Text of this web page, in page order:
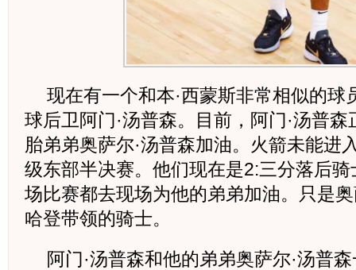
现在有一个和本·西蒙斯非常相似的球
球后卫阿门·汤普森。目前，阿门·汤普
胎弟弟奥萨尔·汤普森加油。火箭未能进
级东部半决赛。他们现在是2:三分落后
场比赛都去现场为他的弟弟加油。只是
哈登带领的骑士。
阿门·汤普森和他的弟弟奥萨尔·汤普